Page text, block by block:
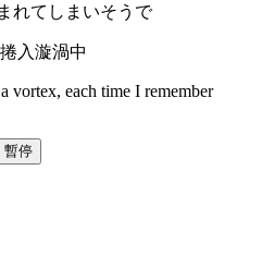
れてしまいそうで
入漩渦中
vortex, each time I remember
暫停